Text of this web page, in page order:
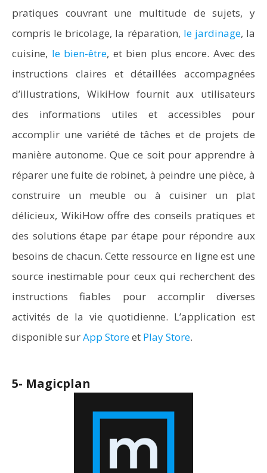
pratiques couvrant une multitude de sujets, y
compris le bricolage, la réparation, le jardinage, la
cuisine, le bien-être, et bien plus encore. Avec des
instructions claires et détaillées accompagnées
d’illustrations, WikiHow fournit aux utilisateurs
des informations utiles et accessibles pour
accomplir une variété de tâches et de projets de
manière autonome. Que ce soit pour apprendre à
réparer une fuite de robinet, à peindre une pièce, à
construire un meuble ou à cuisiner un plat
délicieux, WikiHow offre des conseils pratiques et
des solutions étape par étape pour répondre aux
besoins de chacun. Cette ressource en ligne est une
source inestimable pour ceux qui recherchent des
instructions fiables pour accomplir diverses
activités de la vie quotidienne. L’application est
disponible surApp Storeet Play Store.
5- Magicplan